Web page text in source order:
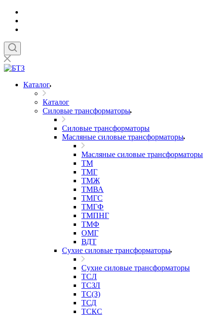
Каталог
Каталог
Силовые трансформаторы
Силовые трансформаторы
Масляные силовые трансформаторы
Масляные силовые трансформаторы
ТМ
ТМГ
ТМЖ
ТМВА
ТМГС
ТМГФ
ТМПНГ
ТМФ
ОМГ
ВДТ
Сухие силовые трансформаторы
Сухие силовые трансформаторы
ТСЛ
ТСЗЛ
ТС(З)
ТСД
ТСКС